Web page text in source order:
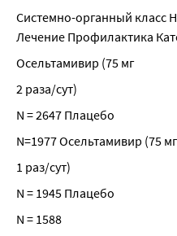
Системно-органный класс
Лечение Профилактика
Осельтамивир (75 мг
2 раза/сут)
N = 2647 Плацебо
N=1977 Осельтамивир (75 мг
1 раз/сут)
N = 1945 Плацебо
N = 1588